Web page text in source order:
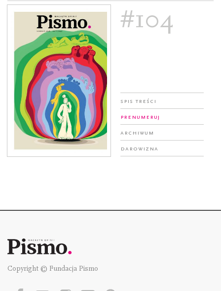
#104
Spis treści
Prenumeruj
Archiwum
Darowizna
Copyright © Fundacja Pismo